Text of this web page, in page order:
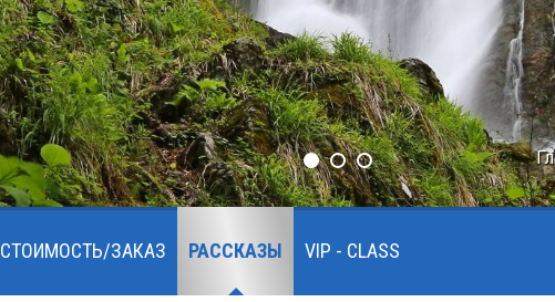
СТОИМОСТЬ/ЗАКАЗ РАССКАЗЫ VIP - CLASS